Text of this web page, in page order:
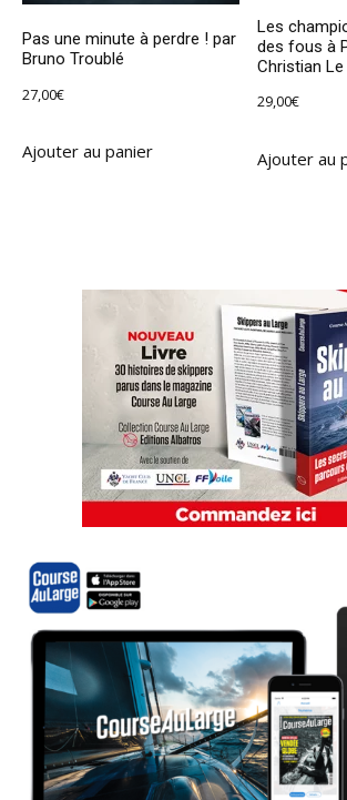
Pas une minute à perdre ! par
Bruno Troublé
27,00€
Ajouter au panier
Les
des fous à
Christian Le
29,00€
Ajouter au